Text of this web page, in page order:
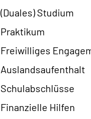
(Duales) Studium
Praktikum
Freiwilliges
Auslandsaufenthalt
Schulabschlüsse
Finanzielle Hilfen